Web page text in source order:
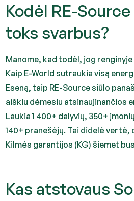
Kodėl RE-
toks svarbus?
Manome, kad todėl, jog
Kaip E-World sutraukia visą
Eseną, taip RE-Source siūlo
aiškiu dėmesiu atsinaujinančios
Laukia 1 400+ dalyvių, 350+
140+ pranešėjų. Tai didelė vertė,
Kilmės garantijos (KG) šiemet
Kas atstovaus